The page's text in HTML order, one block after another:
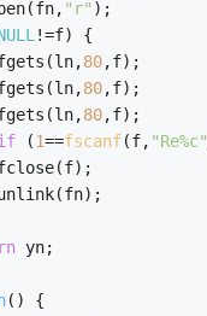
"r" );
!=f) {
80,f);
80,f);
80,f);
(1==fscanf(f, "Re%c"
yn;
()
{